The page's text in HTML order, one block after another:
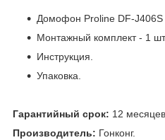
Домофон Proline DF-J406S
Монтажный комплект - 1
Инструкция.
Упаковка.
Гарантийный срок: 12 месяцев.
Производитель: Гонконг.